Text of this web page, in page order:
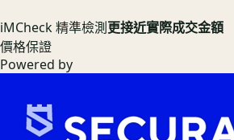
iMCheck 精準檢測更接近實際成交金額
價格保證
Powered by